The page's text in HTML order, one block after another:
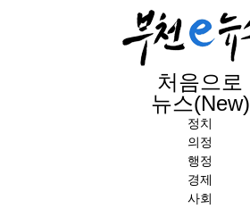
처음으로
뉴스(New)
정치
의정
행정
경제
사회